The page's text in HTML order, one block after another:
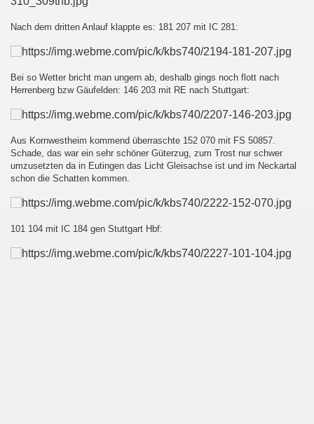
Nach dem dritten Anlauf klappte es: 181 207 mit IC 281:
Bei so Wetter bricht man ungern ab, deshalb gings noch flott nach
Herrenberg bzw Gäufelden: 146 203 mit RE nach Stuttgart:
Aus Kornwestheim kommend überraschte 152 070 mit FS 50857.
Schade, das war ein sehr schöner Güterzug, zum Trost nur schwer
umzusetzten da in Eutingen das Licht Gleisachse ist und im Neckartal
schon die Schatten kommen.
101 104 mit IC 184 gen Stuttgart Hbf: